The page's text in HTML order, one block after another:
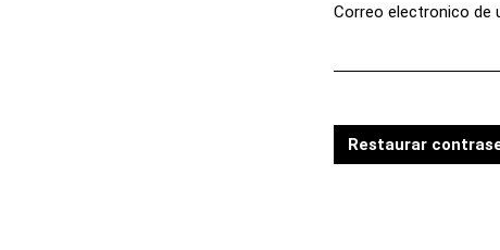
Correo electronico de
Restaurar